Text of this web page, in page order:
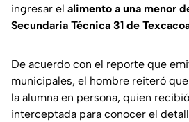
ingresar el alimento a una menor
Secundaria Técnica 31 de
De acuerdo con el reporte que
municipales, el hombre reiteró
la alumna en persona, quien
interceptada para conocer el